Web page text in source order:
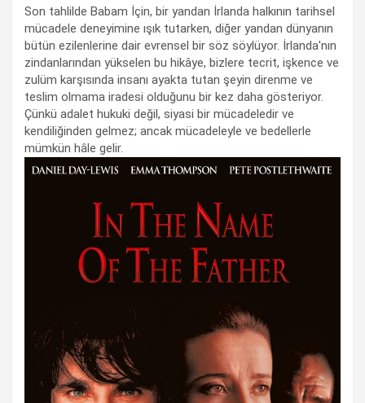
Son tahlilde Babam İçin, bir yandan İrlanda halkının tarihsel
mücadele deneyimine ışık tutarken, diğer yandan dünyanın
bütün ezilenlerine dair evrensel bir söz söylüyor. İrlanda'nın
zindanlarından yükselen bu hikâye, bizlere tecrit, işkence ve
zulüm karşısında insanı ayakta tutan şeyin direnme ve
teslim olmama iradesi olduğunu bir kez daha gösteriyor.
Çünkü adalet hukuki değil, siyasi bir mücadeledir ve
kendiliğinden gelmez; ancak mücadeleyle ve bedellerle
mümkün hâle gelir.